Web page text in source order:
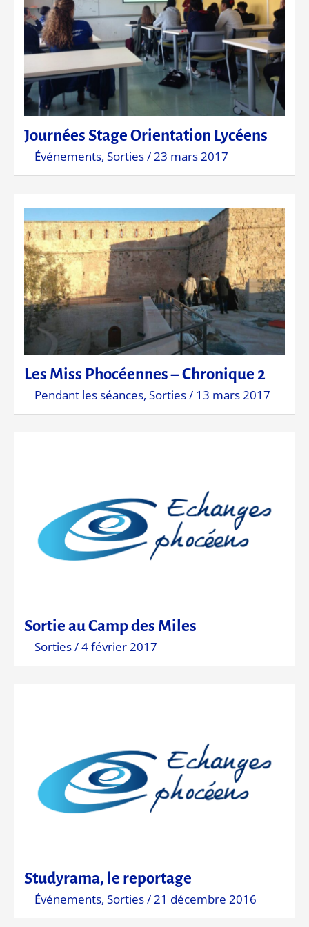
Journées Stage Orientation Lycéens
Événements, Sorties/23 mars 2017
Les Miss Phocéennes – Chronique 2
Pendant les séances, Sorties/ 13 mars 2017
Sortie au Camp des Miles
Sorties/4 février 2017
Studyrama, le reportage
Événements, Sorties/21 décembre 2016